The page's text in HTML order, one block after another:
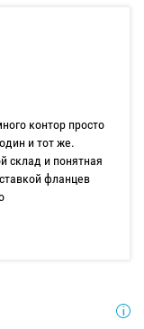
контор просто
и тот же.
склад и понятная
фланцев